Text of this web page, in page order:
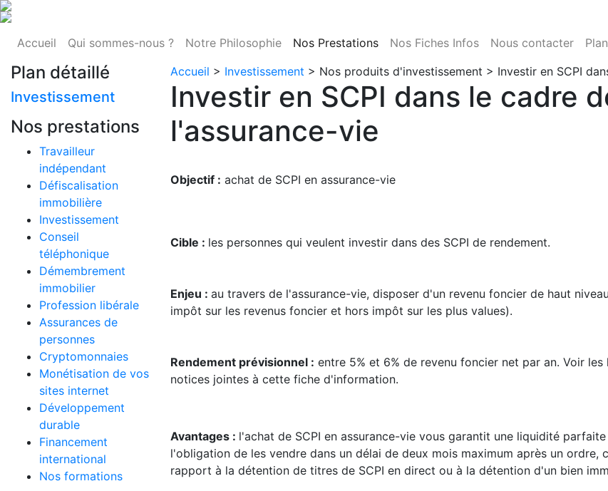
Accueil Qui sommes-nous ? Notre Philosophie Nos Prestations Nos Fiches Infos Nous contacter
Plan détaillé
Investissement
Nos prestations
Travailleur
indépendant
Défiscalisation
immobilière
Investissement
Conseil
téléphonique
Démembrement
immobilier
Profession libérale
Assurances de
personnes
Cryptomonnaies
Monétisation de vos
sites internet
Développement
durable
Financement
international
Nos formations
Accueil > Investissement > Nos produits d'investissement > Investir en SCPI
Investir en SCPI dans le cadre
l'assurance-vie
Objectif : achat de SCPI en assurance-vie
Cible : les personnes qui veulent investir dans des SCPI de rendement.
Enjeu : au travers de l'assurance-vie, disposer d'un revenu foncier de haut
impôt sur les revenus foncier et hors impôt sur les plus values).
Rendement prévisionnel : entre 5% et 6% de revenu foncier net par an. Voir les
notices jointes à cette fiche d'information.
Avantages : l'achat de SCPI en assurance-vie vous garantit une liquidité
l'obligation de les vendre dans un délai de deux mois maximum après un ordre,
rapport à la détention de titres de SCPI en direct ou à la détention d'un bien